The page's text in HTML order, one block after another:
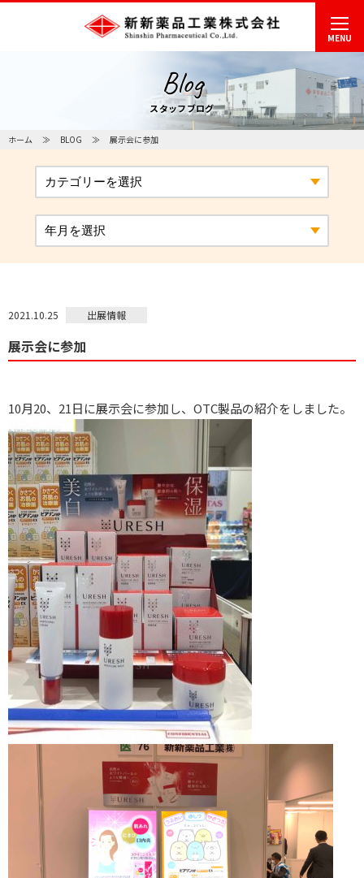
MENU
Blog
スタッフブログ
ホーム BLOG 展示会に参加
2021.10.25 出展情報
展示会に参加
10月20、21日に展示会に参加し、OTC製品の紹介をしました。